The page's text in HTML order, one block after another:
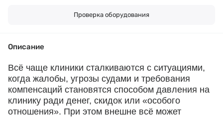
Проверка оборудования
Описание
Всё чаще клиники сталкиваются с ситуациями,
когда жалобы, угрозы судами и требования
компенсаций становятся способом давления на
клинику ради денег, скидок или «особого
отношения». При этом внешне всё может